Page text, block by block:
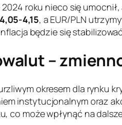
2024 roku nieco się
4,05-4,15, a EUR/PLN
będzie się
–
okresem dla rynku
instytucjonalnym oraz
co może wpłynąć na